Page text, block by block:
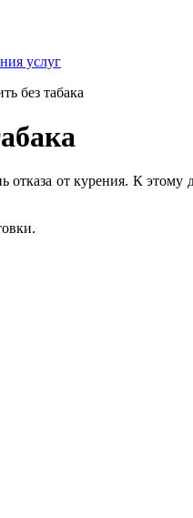
услуг
без табака
от курения. К